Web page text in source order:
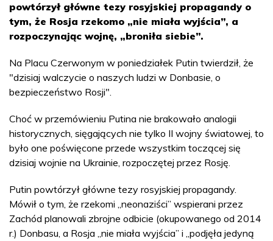
powtórzył główne tezy rosyjskiej propagandy o
tym, że Rosja rzekomo „nie miała wyjścia”, a
rozpoczynając wojnę, „broniła siebie”.
Na Placu Czerwonym w poniedziałek Putin twierdził, że
"dzisiaj walczycie o naszych ludzi w Donbasie, o
bezpieczeństwo Rosji".
Choć w przemówieniu Putina nie brakowało analogii
historycznych, sięgających nie tylko II wojny światowej, to
było one poświęcone przede wszystkim toczącej się
dzisiaj wojnie na Ukrainie, rozpoczętej przez Rosję.
Putin powtórzył główne tezy rosyjskiej propagandy.
Mówił o tym, że rzekomi „neonaziści” wspierani przez
Zachód planowali zbrojne odbicie (okupowanego od 2014
r.) Donbasu, a Rosja „nie miała wyjścia” i „podjęła jedyną